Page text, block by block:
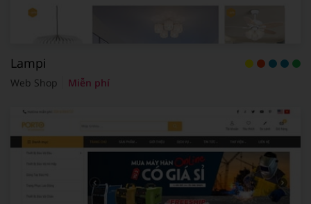
Lampi
Web Shop Miễn phí